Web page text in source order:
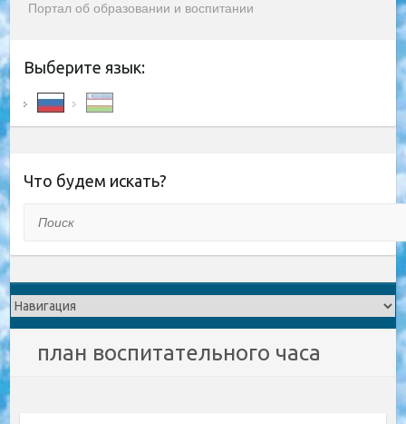
Портал об образовании и воспитании
Выберите язык:
Что будем искать?
план воспитательного часа